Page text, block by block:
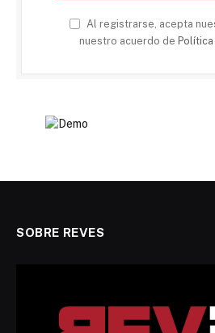
Al registrarse, acepta
nuestro acuerdo de
SOBRE REVES